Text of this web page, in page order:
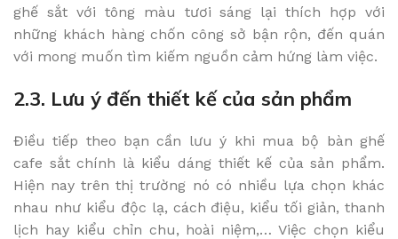
ghế sắt với tông màu tươi sáng lại thích hợp với
những khách hàng chốn công sở bận rộn, đến quán
với mong muốn tìm kiếm nguồn cảm hứng làm việc.
2.3. Lưu ý đến thiết kế của sản phẩm
Điều tiếp theo bạn cần lưu ý khi mua bộ bàn ghế
cafe sắt chính là kiểu dáng thiết kế của sản phẩm.
Hiện nay trên thị trường nó có nhiều lựa chọn khác
nhau như kiểu độc lạ, cách điệu, kiểu tối giản, thanh
lịch hay kiểu chỉn chu, hoài niệm,… Việc chọn kiểu